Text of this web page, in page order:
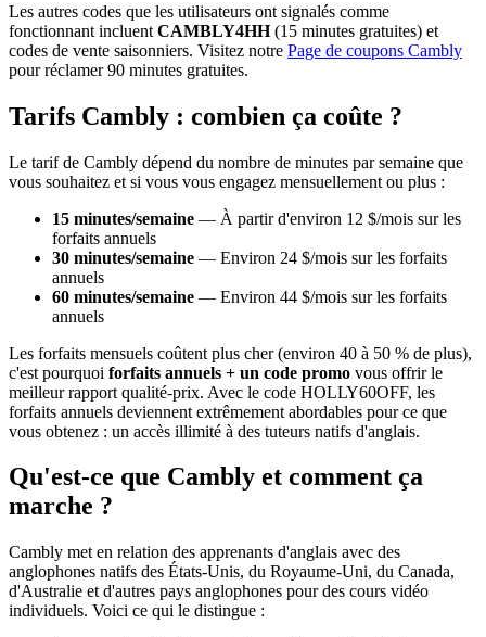
Les autres codes que les utilisateurs ont signalés comme
fonctionnant incluent CAMBLY4HH(15 minutes gratuites) et
codes de vente saisonniers. Visitez notre Page de coupons Cambly
pour réclamer 90 minutes gratuites.
Tarifs Cambly : combien ça coûte ?
Le tarif de Cambly dépend du nombre de minutes par semaine que
vous souhaitez et si vous vous engagez mensuellement ou plus :
15 minutes/semaine — À partir d'environ 12 $/mois sur les
forfaits annuels
30 minutes/semaine — Environ 24 $/mois sur les forfaits
annuels
60 minutes/semaine — Environ 44 $/mois sur les forfaits
annuels
Les forfaits mensuels coûtent plus cher (environ 40 à 50 % de plus),
c'est pourquoi forfaits annuels + un code promo vous offrir le
meilleur rapport qualité-prix. Avec le code HOLLY60OFF, les
forfaits annuels deviennent extrêmement abordables pour ce que
vous obtenez : un accès illimité à des tuteurs natifs d'anglais.
Qu'est-ce que Cambly et comment ça
marche ?
Cambly met en relation des apprenants d'anglais avec des
anglophones natifs des États-Unis, du Royaume-Uni, du Canada,
d'Australie et d'autres pays anglophones pour des cours vidéo
individuels. Voici ce qui le distingue :